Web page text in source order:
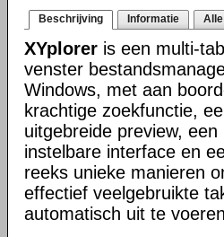
Beschrijving Informatie
XYplorer is een multi-
venster
Windows, met aan
krachtige zoekfunctie,
uitgebreide preview, een
instelbare interface en
reeks unieke manieren
effectief veelgebruikte
automatisch uit te